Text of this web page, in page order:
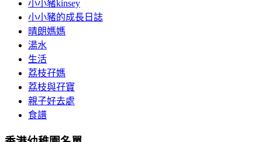
小小豬kinsey
小小豬的成長日誌
晴朗媽媽
湯水
生活
荔枝孖媽
荔枝與孖寶
親子好去處
食譜